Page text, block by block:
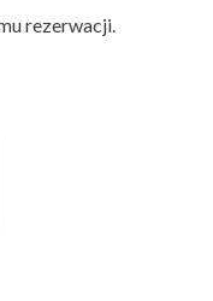
rezerwacji.